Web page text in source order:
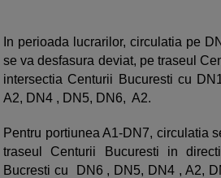
In perioada lucrarilor, circulatia pe
se va desfasura deviat, pe traseul
intersectia Centurii Bucuresti cu
A2, DN4 , DN5, DN6, A2.
Pentru portiunea A1-DN7, circulatia
traseul Centurii Bucuresti in
Bucresti cu DN6 , DN5, DN4 , A2,